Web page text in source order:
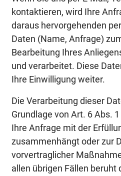
kontaktieren, wird Ihre
daraus hervorgehenden
Daten (Name, Anfrage)
Bearbeitung Ihres
und verarbeitet. Diese
Ihre Einwilligung weiter.
Die Verarbeitung dieser
Grundlage von Art. 6 Abs.
Ihre Anfrage mit der
zusammenhängt oder zur
vorvertraglicher
allen übrigen Fällen beruht